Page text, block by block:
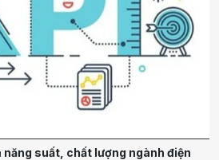
năng suất, chất lượng ngành điện